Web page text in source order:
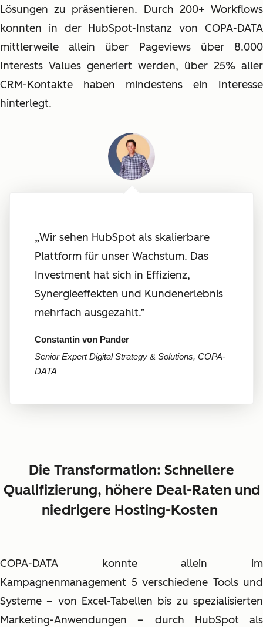
Lösungen zu präsentieren. Durch 200+ Workflows
konnten in der HubSpot-Instanz von COPA-DATA
mittlerweile allein über Pageviews über 8.000
Interests Values generiert werden, über 25% aller
CRM-Kontakte haben mindestens ein Interesse
hinterlegt.
„Wir sehen HubSpot als skalierbare
Plattform für unser Wachstum. Das
Investment hat sich in Effizienz,
Synergieeffekten und Kundenerlebnis
mehrfach ausgezahlt.”
Constantin von Pander
Senior Expert Digital Strategy & Solutions, COPA-
DATA
Die Transformation: Schnellere
Qualifizierung, höhere Deal-Raten und
niedrigere Hosting-Kosten
COPA-DATA konnte allein im
Kampagnenmanagement 5 verschiedene Tools und
Systeme – von Excel-Tabellen bis zu spezialisierten
Marketing-Anwendungen – durch HubSpot als